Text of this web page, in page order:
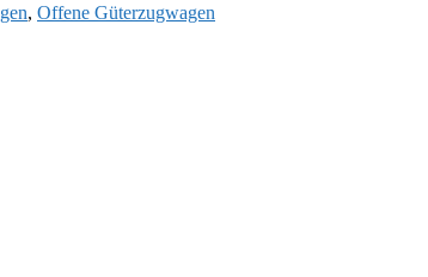
, Offene Güterzugwagen